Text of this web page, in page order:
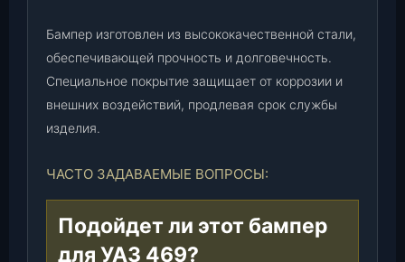
Бампер изготовлен из высококачественной стали,
обеспечивающей прочность и долговечность.
Специальное покрытие защищает от коррозии и
внешних воздействий, продлевая срок службы
изделия.
ЧАСТО ЗАДАВАЕМЫЕ ВОПРОСЫ:
Подойдет ли этот бампер
для УАЗ 469?